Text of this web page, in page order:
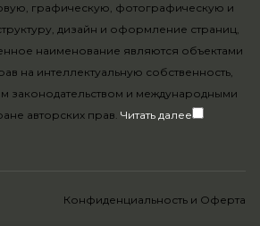
графическую, фотографическую и
дизайн и оформление страниц,
наименование являются объектами
на интеллектуальную собственность,
законодательством и международными
авторских прав. Читать далее
Конфиденциальность и Оферта